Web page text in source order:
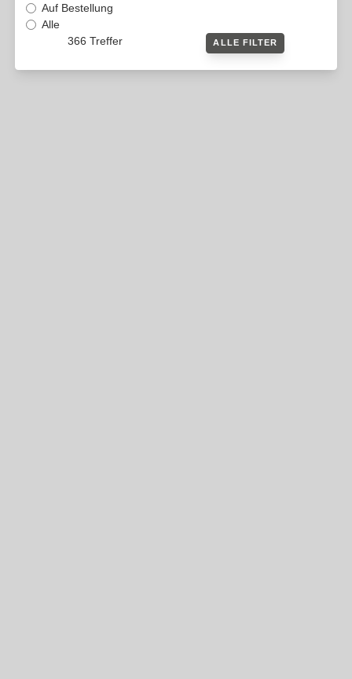
Auf Bestellung
Alle
366 Treffer
ALLE FILTER